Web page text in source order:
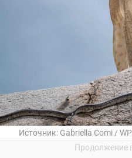
Источник: Gabriella Comi /